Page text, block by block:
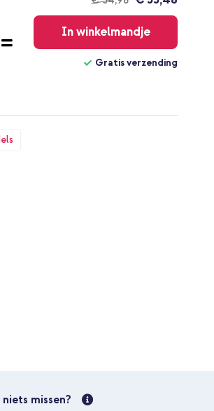
Gratis
verzending
In winkelmandje
Gratis verzending
mm - Maat 7 - Dark Cherry + Full
missen?